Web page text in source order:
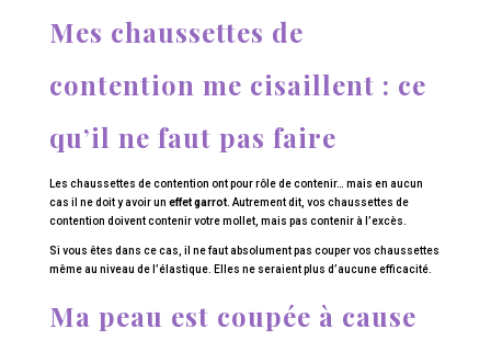
Mes chaussettes de
contention me cisaillent : ce
qu’il ne faut pas faire
Les chaussettes de contention ont pour rôle de contenir… mais en aucun
cas il ne doit y avoir un effet garrot. Autrement dit, vos chaussettes de
contention doivent contenir votre mollet, mais pas contenir à l’excès.
Si vous êtes dans ce cas, il ne faut absolument pas couper vos chaussettes
même au niveau de l’élastique. Elles ne seraient plus d’aucune efficacité.
Ma peau est coupée à cause